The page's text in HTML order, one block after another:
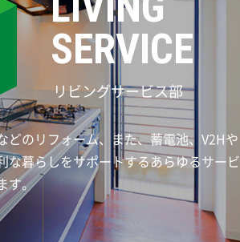
SERVICE
リビングサービス部
どのリフォーム、また、蓄電池、V2Hや
な暮らしをサポートするあらゆるサービ
す。